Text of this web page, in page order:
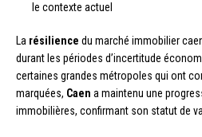
le contexte actuel
La résilience du marché immobilier
durant les périodes d’incertitude
certaines grandes métropoles qui ont
marquées, Caen a maintenu une
immobilières, confirmant son statut de